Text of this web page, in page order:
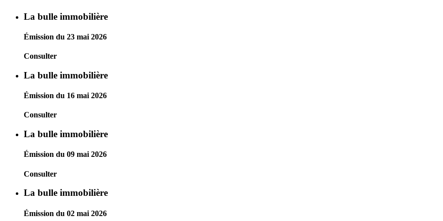
La bulle immobilière
Émission du 23 mai 2026
Consulter
La bulle immobilière
Émission du 16 mai 2026
Consulter
La bulle immobilière
Émission du 09 mai 2026
Consulter
La bulle immobilière
Émission du 02 mai 2026